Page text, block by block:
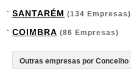
SANTARÉM (134 Empresas)
COIMBRA (86 Empresas)